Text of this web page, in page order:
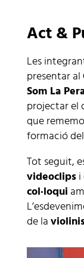
Act &
Les
presentar al
Som La
projectar el
que
formació
Tot seguit,
videoclipsi
col·loqui
de la